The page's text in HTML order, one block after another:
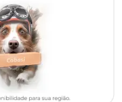
de manganês, sulfato de cobre,
de ferro, proteinato de manganês,
de selênio, iodato de cálcio, selenito
vermelho, óxido de ferro
de suínos, atum.